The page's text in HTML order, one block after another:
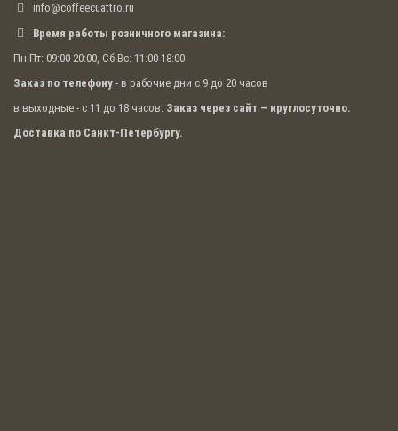
info@coffeecuattro.ru
Время работы розничного магазина:
Пн-Пт: 09:00-20:00, Сб-Вс: 11:00-18:00
Заказ по телефону - в рабочие дни с 9 до 20 часов
в выходные - с 11 до 18 часов. Заказ через сайт – круглосуточно.
Доставка по Санкт-Петербургу.